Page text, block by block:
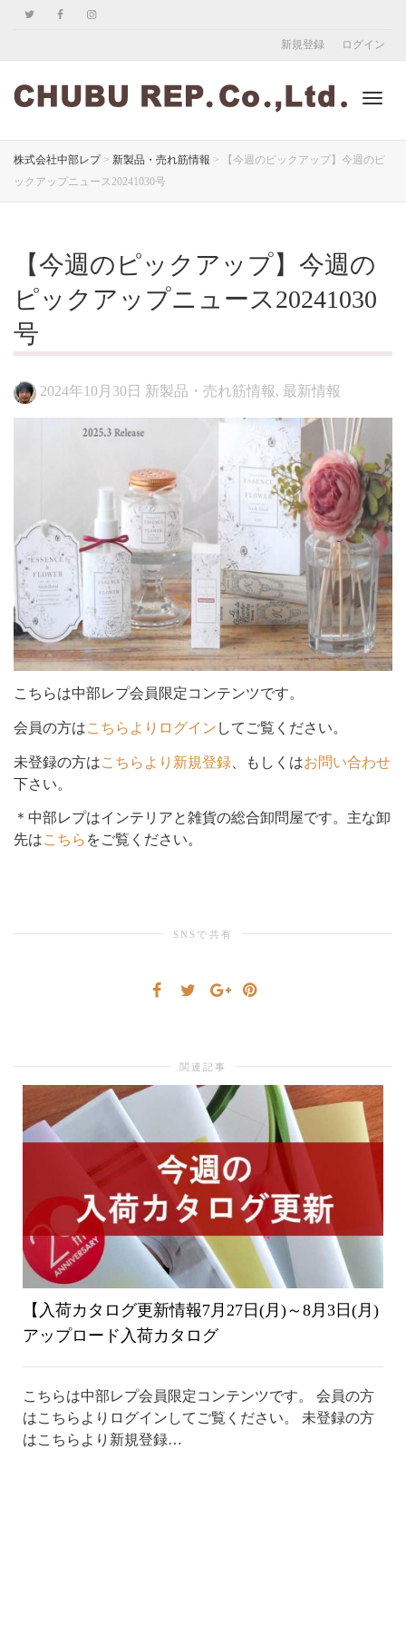
新規登録 ログイン
ゲ
ョ
ン
切
株式会社中部レプ> 新製品・売れ筋情報 >
【今週のピックアップ】今週のピ
ックアップニュース20241030号
【今週のピックアップ】今週の
ピックアップニュース20241030
号
2024年10月30日 新製品・売れ筋情報, 最新情報
こちらは中部レプ会員限定コンテンツです。
会員の方はこちらよりログイン してご覧ください。
未登録の方はこちらより新規登録 、もしくはお問い合わせ
下さい。
＊中部レプはインテリアと雑貨の総合卸問屋です。主な卸
先はこちら をご覧ください。
SNSで共有
関連記事
【入荷カタログ更新情報7月27日(月)～8月3日(月)
アップロード入荷カタログ
こちらは中部レプ会員限定コンテンツです。 会員の方
はこちらよりログインしてご覧ください。 未登録の方
はこちらより新規登録…